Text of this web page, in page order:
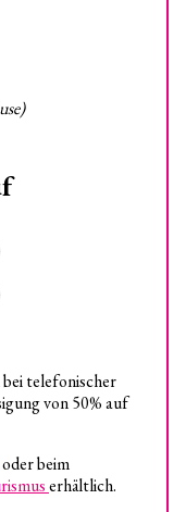
telefonischer
von 50% auf
oder beim
erhältlich.